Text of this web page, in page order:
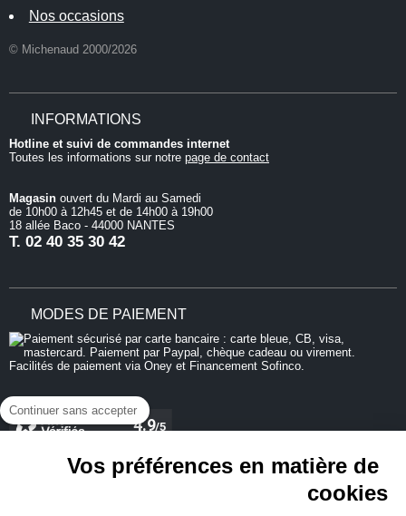
Continuer sans accepter
Vos préférences en matière de
cookies
Nos occasions
© Michenaud 2000/2026
INFORMATIONS
Hotline et suivi de commandes internet
Toutes les informations sur notre page de contact
Magasin ouvert du Mardi au Samedi
de 10h00 à 12h45 et de 14h00 à 19h00
18 allée Baco - 44000 NANTES
T. 02 40 35 30 42
MODES DE PAIEMENT